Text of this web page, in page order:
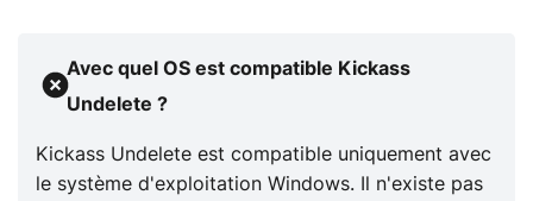
Avec quel OS est compatible Kickass
Undelete ?
Kickass Undelete est compatible uniquement avec
le système d'exploitation Windows. Il n'existe pas